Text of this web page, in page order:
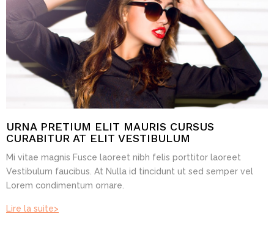
URNA PRETIUM ELIT MAURIS CURSUS
CURABITUR AT ELIT VESTIBULUM
Mi vitae magnis Fusce laoreet nibh felis porttitor laoreet
Vestibulum faucibus. At Nulla id tincidunt ut sed semper vel
Lorem condimentum ornare.
Lire la suite>